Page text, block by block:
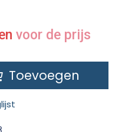
voor de prijs
Toevoegen